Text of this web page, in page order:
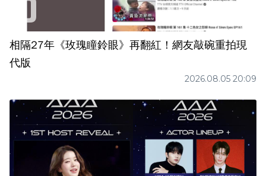
相隔27年《玫瑰瞳鈴眼》再翻紅！網友敲碗重拍現
代版
2026.08.05 20:09